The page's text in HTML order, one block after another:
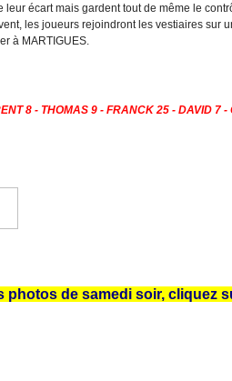
leur écart mais gardent tout de même le
les joueurs rejoindront les vestiaires sur
à MARTIGUES.
8 - THOMAS 9 - FRANCK 25 - DAVID 7
photos de samedi soir, cliquez